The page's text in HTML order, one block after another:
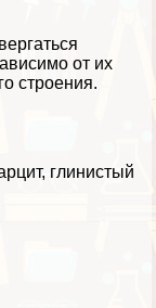
от их
строения.
глинистый